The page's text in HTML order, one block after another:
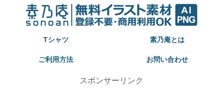
Tシャツ 素乃庵とは
ご利用方法 お問い合わせ
スポンサーリンク